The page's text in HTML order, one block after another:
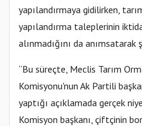
yapılandırmaya gidilirken,
yapılandırma taleplerinin
alınmadığını da
“Bu süreçte, Meclis Tarım
Komisyonu'nun Ak Partili
yaptığı açıklamada gerçek
Komisyon başkanı, çiftçinin